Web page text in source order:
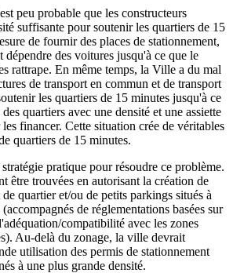
peu probable que les constructeurs
suffisante pour soutenir les quartiers de 15
de fournir des places de stationnement,
dépendre des voitures jusqu'à ce que le
rattrape. En même temps, la Ville a du mal
de transport en commun et de transport
les quartiers de 15 minutes jusqu'à ce
quartiers avec une densité et une assiette
financer. Cette situation crée de véritables
quartiers de 15 minutes.
pratique pour résoudre ce problème.
être trouvées en autorisant la création de
quartier et/ou de petits parkings situés à
de réglementations basées sur
compatibilité avec les zones
Au-delà du zonage, la ville devrait
utilisation des permis de stationnement
à une plus grande densité.